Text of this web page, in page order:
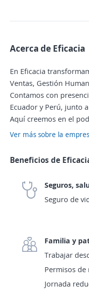
Acerca de Eficacia
En Eficacia
Ventas, Gestión
Contamos con
Ecuador y Perú, junto
Aquí creemos en el
Ver más sobre la
Beneficios de
Seguros,
Seguro de
Familia y
Trabajar
Permisos
Jornada